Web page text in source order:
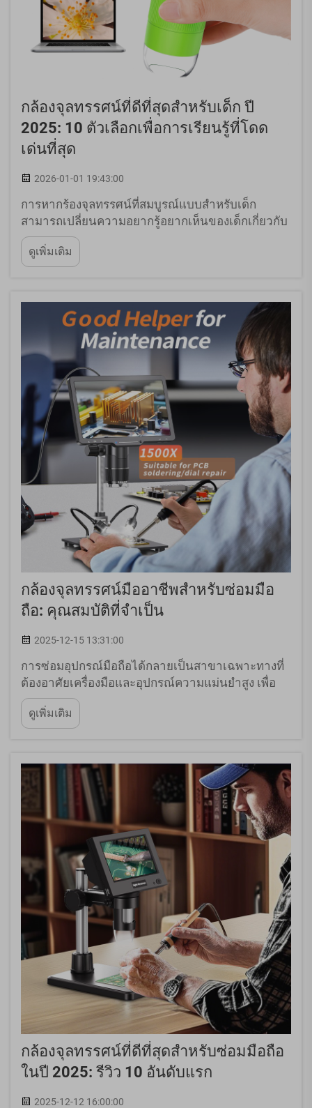
กล้องจุลทรรศน์ที่ดีที่สุดสำหรับเด็ก ปี
2025: 10 ตัวเลือกเพื่อการเรียนรู้ที่โดด
เด่นที่สุด
2026-01-01 19:43:00
การหากร้องจุลทรรศน์ที่สมบูรณ์แบบสำหรับเด็ก
สามารถเปลี่ยนความอยากรู้อยากเห็นของเด็กเกี่ยวกับ
โลกใบนี้ให้กลายเป็นความหลงใหลในวิทยาศาสตร์ไป
ตลอดชีวิตได้ ปี 2025 ตลาดนำเสนอตัวเลือก
กล้องจุลทรรศน์เพื่อการศึกษาที่น่าประทับใจอย่างยิ่ง
ผสาน...
ดูเพิ่มเติม
กล้องจุลทรรศน์มืออาชีพสำหรับซ่อมมือ
ถือ: คุณสมบัติที่จำเป็น
2025-12-15 13:31:00
การซ่อมอุปกรณ์มือถือได้กลายเป็นสาขาเฉพาะทางที่
ต้องอาศัยเครื่องมือและอุปกรณ์ความแม่นยำสูง เพื่อ
จัดการกับอิเล็กทรอนิกส์ขั้นสูงในปัจจุบัน ด้วยชิ้นส่วนที่
เล็กลงและซับซ้อนมากขึ้น ช่างเทคนิคจึงต้องการ
อุปกรณ์ขยายภาพที่เชื่อถือได้...
ดูเพิ่มเติม
กล้องจุลทรรศน์ที่ดีที่สุดสำหรับซ่อมมือถือ
ในปี 2025: รีวิว 10 อันดับแรก
2025-12-12 16:00:00